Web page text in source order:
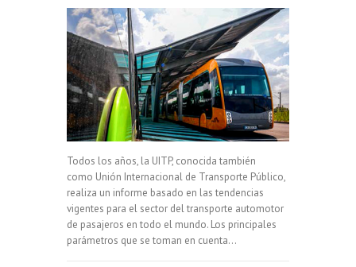
Todos los años, la UITP, conocida también
como Unión Internacional de Transporte Público,
realiza un informe basado en las tendencias
vigentes para el sector del transporte automotor
de pasajeros en todo el mundo. Los principales
parámetros que se toman en cuenta…